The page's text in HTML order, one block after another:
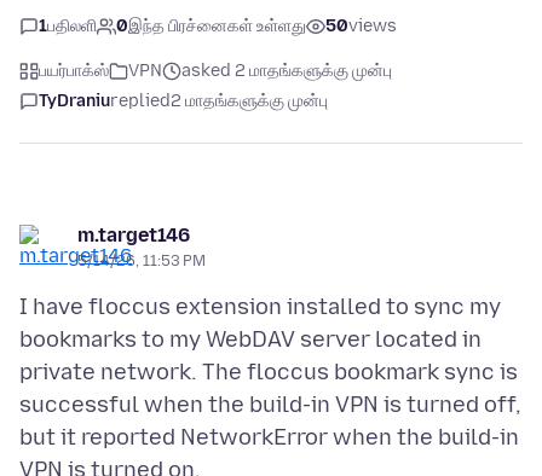
1பதிலளி 0இந்த பிரச்னைகள் உள்ளது 50views
பயர்பாக்ஸ் VPN
asked 2 மாதங்களுக்கு முன்பு
TyDraniureplied2 மாதங்களுக்கு முன்பு
m.target146
5/14/26, 11:53 PM
I have floccus extension installed to sync my
bookmarks to my WebDAV server located in
private network. The floccus bookmark sync is
successful when the build-in VPN is turned off,
but it reported NetworkError when the build-in